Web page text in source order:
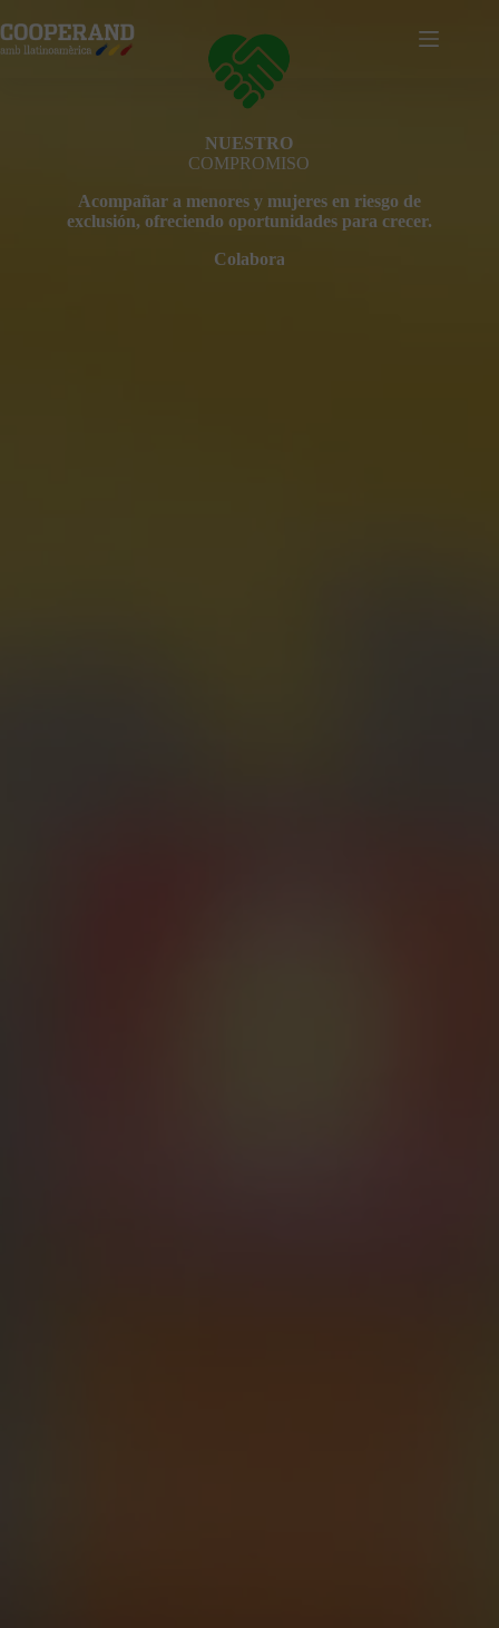
al
contenido
NUESTRO
COMPROMISO
Acompañar a menores y mujeres en riesgo de
exclusión, ofreciendo oportunidades para crecer.
Colabora